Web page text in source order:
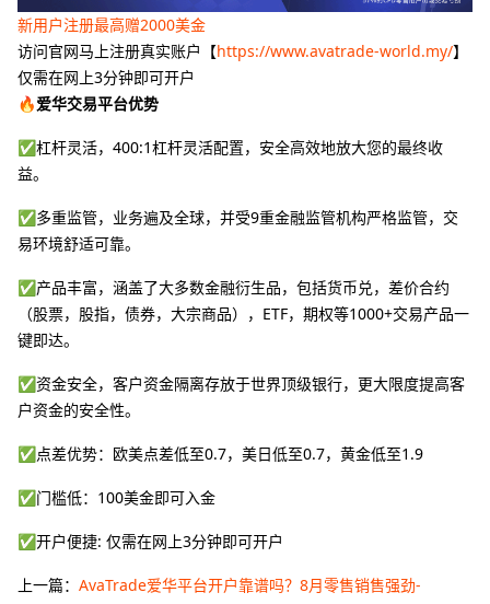
新用户注册最高赠2000美金
访问官网马上注册真实账户【https://www.avatrade-world.my/】
仅需在网上3分钟即可开户
🔥爱华交易平台优势
✅杠杆灵活，400:1杠杆灵活配置，安全高效地放大您的最终收
益。
✅多重监管，业务遍及全球，并受9重金融监管机构严格监管，交
易环境舒适可靠。
✅产品丰富，涵盖了大多数金融衍生品，包括货币兑，差价合约
（股票，股指，债券，大宗商品），ETF，期权等1000+交易产品一
键即达。
✅资金安全，客户资金隔离存放于世界顶级银行，更大限度提高客
户资金的安全性。
✅点差优势：欧美点差低至0.7，美日低至0.7，黄金低至1.9
✅门槛低：100美金即可入金
✅开户便捷: 仅需在网上3分钟即可开户
上一篇： AvaTrade爱华平台开户靠谱吗？8月零售销售强劲-